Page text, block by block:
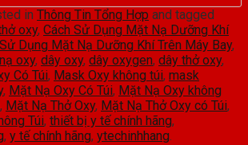
in Thông Tin Tổng Hợp and tagged
oxy, Cách Sử Dụng Mặt Nạ Dưỡng Khí
Dụng Mặt Nạ Dưỡng Khí Trên Máy Bay,
oxy, dây oxy, dây oxygen, dây thở oxy,
Có Túi, Mask Oxy không túi, mask
, Mặt Nạ Oxy Có Túi, Mặt Nạ Oxy không
, Mặt Nạ Thở Oxy, Mặt Nạ Thở Oxy có Túi,
Túi, thiết bị y tế chính hãng,
, y tế chính hãng, ytechinhhang.